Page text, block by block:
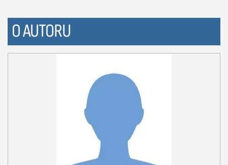
O AUTORU